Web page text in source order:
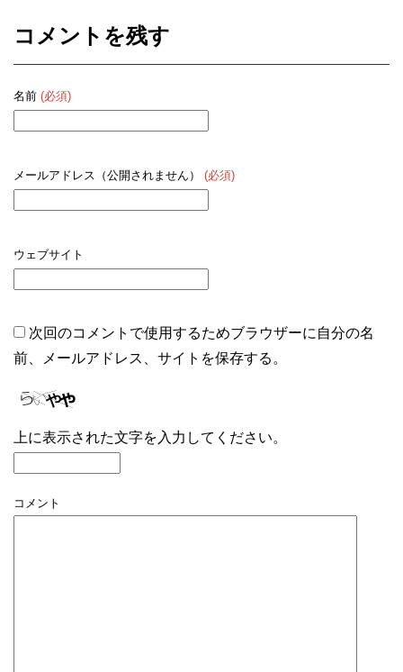
コメントを残す
名前 (必須)
メールアドレス（公開されません） (必須)
ウェブサイト
次回のコメントで使用するためブラウザーに自分の名
前、メールアドレス、サイトを保存する。
上に表示された文字を入力してください。
コメント